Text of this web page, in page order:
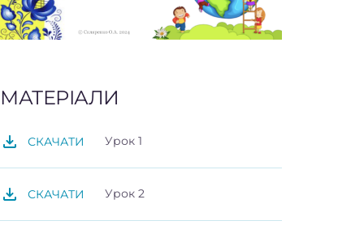
МАТЕРІАЛИ
СКАЧАТИ Урок 1
СКАЧАТИ Урок 2